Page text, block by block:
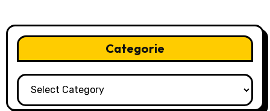
a
v
i
Categorie
Categorie